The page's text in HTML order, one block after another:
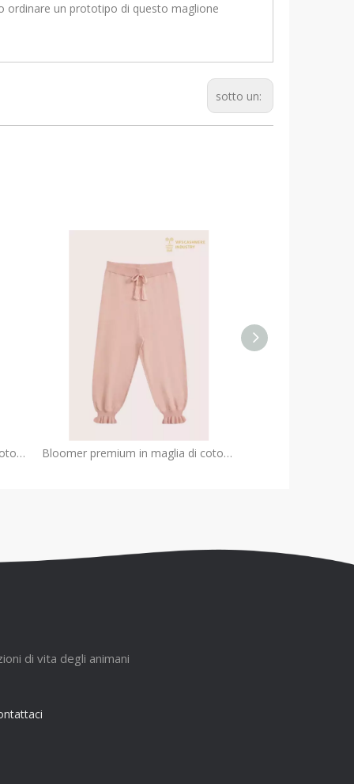
ordinare un prototipo di questo maglione
sotto un:
Pantaloni premium in maglia di cotone e cashmere per bambini | Fabbrica OEM primavera/estate Bloomer premium in maglia di cotone e cashmere per bambini | OEM di abbigliamento infantile personalizzato
di vita degli animani